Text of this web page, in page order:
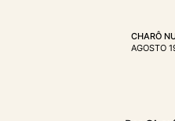
CHARÔ
AGOSTO